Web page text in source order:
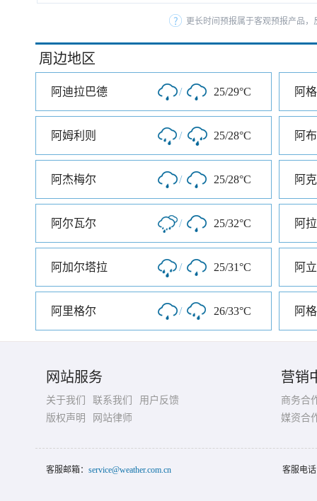
更长时间预报属于客观预报产品
周边地区
阿迪拉巴德 / 25/29°C 阿
阿姆利则 / 25/28°C 阿
阿杰梅尔 / 25/28°C 阿
阿尔瓦尔 / 25/32°C 阿拉
阿加尔塔拉 / 25/31°C 阿
阿里格尔 / 26/33°C 阿
网站服务
关于我们 联系我们
用户反馈
版权声明
网站律师
营销
商务合
媒资合
客服邮箱： service@weather.com.cn 客服电